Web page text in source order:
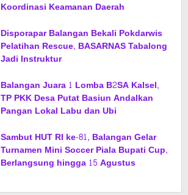
Koordinasi Keamanan Daerah
Disporapar Balangan Bekali Pokdarwis
Pelatihan Rescue, BASARNAS Tabalong
Jadi Instruktur
Balangan Juara 1 Lomba B2SA Kalsel,
TP PKK Desa Putat Basiun Andalkan
Pangan Lokal Labu dan Ubi
Sambut HUT RI ke-81, Balangan Gelar
Turnamen Mini Soccer Piala Bupati Cup,
Berlangsung hingga 15 Agustus